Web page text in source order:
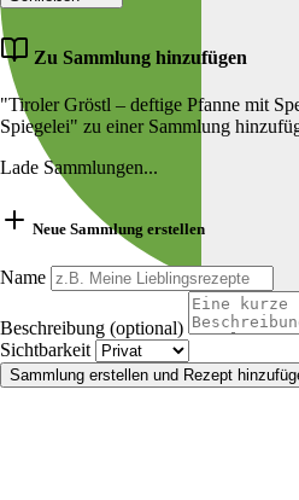
Zu Sammlung hinzufügen
"Tiroler Gröstl – deftige Pfanne mit
Spiegelei" zu einer Sammlung
Lade Sammlungen...
Neue Sammlung erstellen
Name
Beschreibung (optional)
Sichtbarkeit
Sammlung erstellen und Rezept